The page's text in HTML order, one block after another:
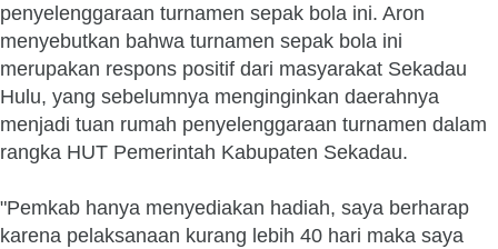
penyelenggaraan turnamen sepak bola ini. Aron
menyebutkan bahwa turnamen sepak bola ini
merupakan respons positif dari masyarakat Sekadau
Hulu, yang sebelumnya menginginkan daerahnya
menjadi tuan rumah penyelenggaraan turnamen dalam
rangka HUT Pemerintah Kabupaten Sekadau.
"Pemkab hanya menyediakan hadiah, saya berharap
karena pelaksanaan kurang lebih 40 hari maka saya